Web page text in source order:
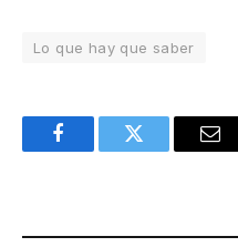
Lo que hay que saber
FacebookTwitter